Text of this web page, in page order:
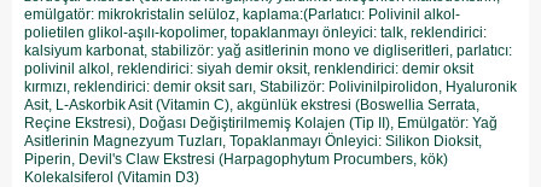
emülgatör: mikrokristalin selüloz, kaplama:(Parlatıcı: Polivinil alkol-
polietilen glikol-aşılı-kopolimer, topaklanmayı önleyici: talk, reklendirici:
kalsiyum karbonat, stabilizör: yağ asitlerinin mono ve digliseritleri, parlatıcı:
polivinil alkol, reklendirici: siyah demir oksit, renklendirici: demir oksit
kırmızı, reklendirici: demir oksit sarı, Stabilizör: Polivinilpirolidon, Hyaluronik
Asit, L-Askorbik Asit (Vitamin C), akgünlük ekstresi (Boswellia Serrata,
Reçine Ekstresi), Doğası Değiştirilmemiş Kolajen (Tip II), Emülgatör: Yağ
Asitlerinin Magnezyum Tuzları, Topaklanmayı Önleyici: Silikon Dioksit,
Piperin, Devil's Claw Ekstresi (Harpagophytum Procumbers, kök)
Kolekalsiferol (Vitamin D3)